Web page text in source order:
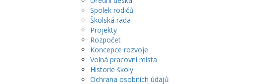
Spolek rodičů
Školská rada
Projekty
Rozpočet
Koncepce rozvoje
Volná pracovní místa
Historie školy
Ochrana osobních údajů